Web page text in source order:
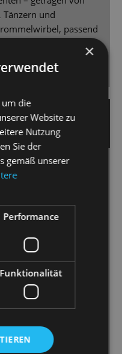
Tänzern und
passend
grandiosen,
rütteln dürfte.
das Musical „Cabaret“
Show.
geführt von Peter
[...] Marcus
spielt
Verführung und
(Silke Richter)
man ihr kleines
×
um die
Website zu
Nutzung
Sie der
gemäß unserer
Performance
Funktionalität